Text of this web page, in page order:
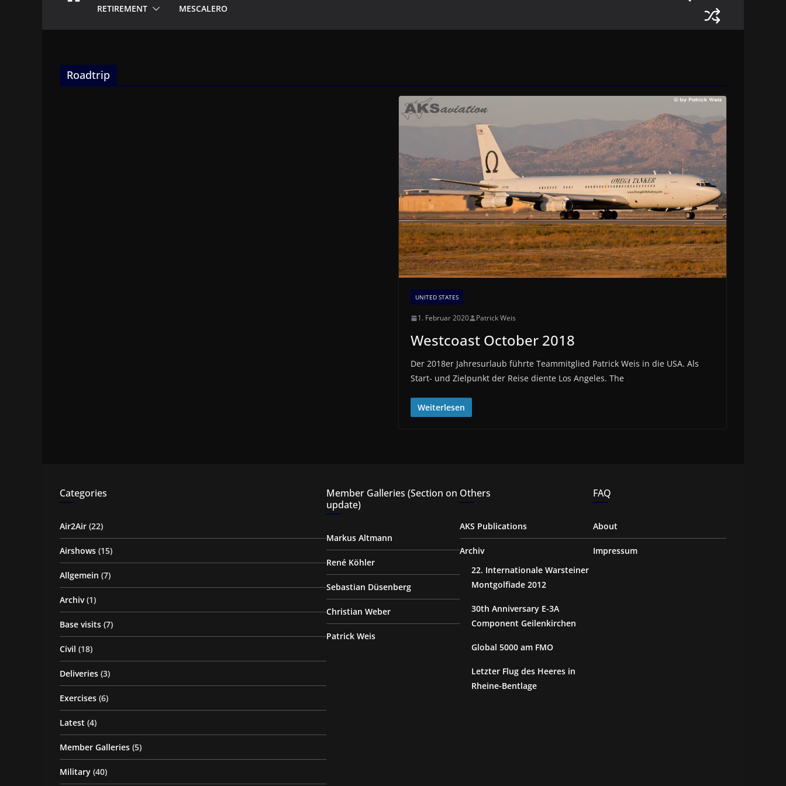
RETIREMENT MESCALERO
Roadtrip
UNITED STATES
1. Februar 2020 Patrick Weis
Westcoast October 2018
Der 2018er Jahresurlaub führte Teammitglied Patrick Weis in die USA. Als
Start- und Zielpunkt der Reise diente Los Angeles. The
Weiterlesen
Categories
Air2Air (22)
Airshows (15)
Allgemein (7)
Archiv(1)
Base visits (7)
Civil (18)
Deliveries (3)
Exercises (6)
Latest (4)
Member Galleries (5)
Military (40)
Member Galleries (Section on
update)
Markus Altmann
René Köhler
Sebastian Düsenberg
Christian Weber
Patrick Weis
Others
AKS Publications
Archiv
22. Internationale Warsteiner
Montgolfiade 2012
30th Anniversary E-3A
Component Geilenkirchen
Global 5000 am FMO
Letzter Flug des Heeres in
Rheine-Bentlage
FAQ
About
Impressum